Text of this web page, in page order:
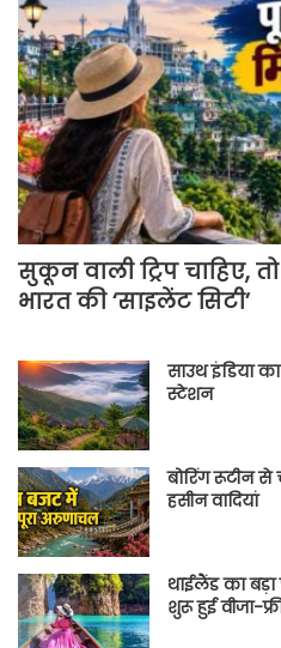
सुकून वाली ट्रिप चाहिए,
भारत की ‘साइलेंट सिटी’
साउथ इंडिया
स्टेशन
बोरिंग रूटीन से
हसीन वादियां
थाईलैंड का
शुरू हुई वीजा-फ्री